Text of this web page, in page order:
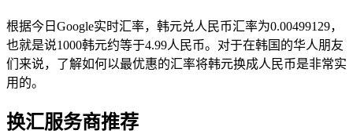
根据今日Google实时汇率，韩元兑人民币汇率为0.00499129，
也就是说1000韩元约等于4.99人民币。对于在韩国的华人朋友
们来说，了解如何以最优惠的汇率将韩元换成人民币是非常实
用的。
换汇服务商推荐